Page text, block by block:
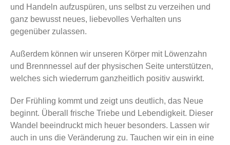
und Handeln aufzuspüren, uns selbst zu verzeihen und
ganz bewusst neues, liebevolles Verhalten uns
gegenüber zulassen.
Außerdem können wir unseren Körper mit Löwenzahn
und Brennnessel auf der physischen Seite unterstützen,
welches sich wiederrum ganzheitlich positiv auswirkt.
Der Frühling kommt und zeigt uns deutlich, das Neue
beginnt. Überall frische Triebe und Lebendigkeit. Dieser
Wandel beeindruckt mich heuer besonders. Lassen wir
auch in uns die Veränderung zu. Tauchen wir ein in eine